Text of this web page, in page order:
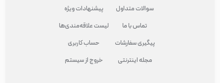
سوالات متداول
تماس با ما
پیگیری سفارشات
مجله اینترنتی
پیشنهادات ویژه
لیست علاقه‌مندی‌ها
حساب کاربری
خروج از سیستم